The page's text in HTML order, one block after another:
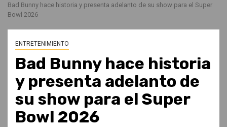
Bad Bunny hace historia y presenta adelanto de su show para el Super
Bowl 2026
ENTRETENIMIENTO
Bad Bunny hace historia
y presenta adelanto de
su show para el Super
Bowl 2026